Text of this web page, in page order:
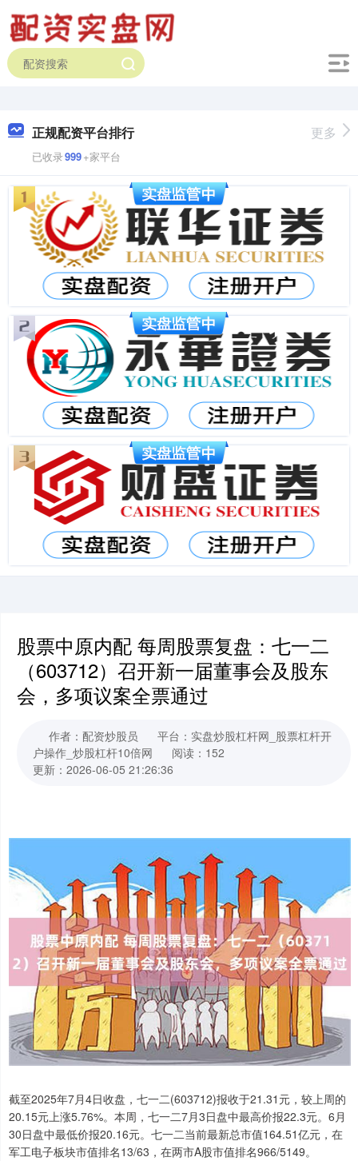
正规配资平台排行
已收录999+家平台
更多
股票中原内配 每周股票复盘：七一二
（603712）召开新一届董事会及股东
会，多项议案全票通过
作者：配资炒股员
平台：实盘炒股杠杆网_股票杠杆开
户操作_炒股杠杆10倍网
阅读：152
更新：2026-06-05 21:26:36
截至2025年7月4日收盘，七一二(603712)报收于21.31元，较上周的
20.15元上涨5.76%。本周，七一二7月3日盘中最高价报22.3元。6月
30日盘中最低价报20.16元。七一二当前最新总市值164.51亿元，在
军工电子板块市值排名13/63，在两市A股市值排名966/5149。